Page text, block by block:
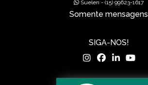
MUROS PRÉ FABRICADOS
PISOS DE CONCRETO
Suelen - (15) 99623-1617
Somente mensagens
SIGA-NOS!